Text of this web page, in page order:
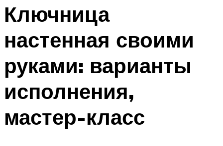
Ключница
настенная своими
руками: варианты
исполнения,
мастер-класс